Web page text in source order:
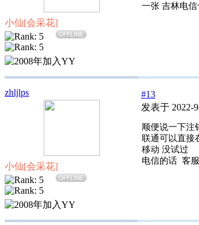
小仙[会采花]
OFFLINE
一张 吉林电
zhljlps
小仙[会采花]
OFFLINE
#13
发表于 2022-
顺便说一下注
联通可以直接
移动 没试过
电信的话 客